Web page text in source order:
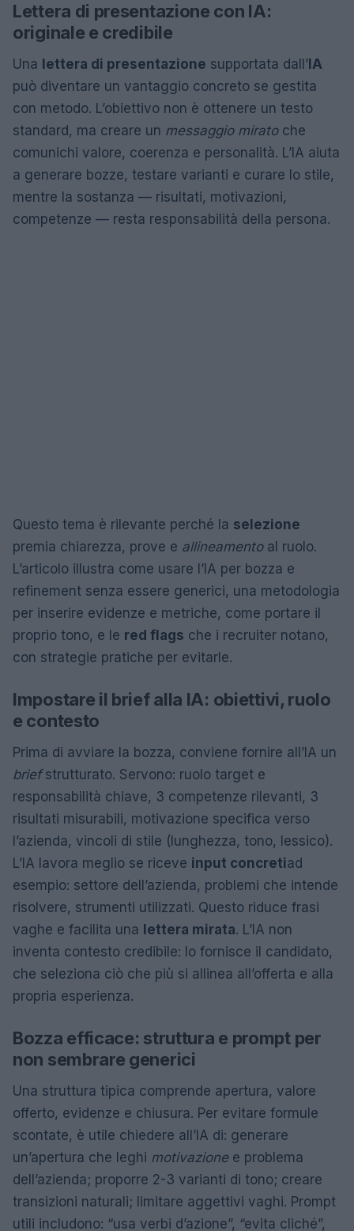
Lettera di presentazione con IA:
originale e credibile
Una lettera di presentazione supportata dall’ IA
può diventare un vantaggio concreto se gestita
con metodo. L’obiettivo non è ottenere un testo
standard, ma creare un messaggio miratoche
comunichi valore, coerenza e personalità. L’IA aiuta
a generare bozze, testare varianti e curare lo stile,
mentre la sostanza — risultati, motivazioni,
competenze — resta responsabilità della persona.
Questo tema è rilevante perché la selezione
premia chiarezza, prove e allineamentoal ruolo.
L’articolo illustra come usare l’IA per bozza e
refinement senza essere generici, una metodologia
per inserire evidenze e metriche, come portare il
proprio tono, e le red flags che i recruiter notano,
con strategie pratiche per evitarle.
Impostare il brief alla IA: obiettivi, ruolo
e contesto
Prima di avviare la bozza, conviene fornire all’IA un
briefstrutturato. Servono: ruolo target e
responsabilità chiave, 3 competenze rilevanti, 3
risultati misurabili, motivazione specifica verso
l’azienda, vincoli di stile (lunghezza, tono, lessico).
L’IA lavora meglio se riceve input concretiad
esempio: settore dell’azienda, problemi che intende
risolvere, strumenti utilizzati. Questo riduce frasi
vaghe e facilita una lettera mirata. L’IA non
inventa contesto credibile: lo fornisce il candidato,
che seleziona ciò che più si allinea all’offerta e alla
propria esperienza.
Bozza efficace: struttura e prompt per
non sembrare generici
Una struttura tipica comprende apertura, valore
offerto, evidenze e chiusura. Per evitare formule
scontate, è utile chiedere all’IA di: generare
un’apertura che leghi motivazionee problema
dell’azienda; proporre 2-3 varianti di tono; creare
transizioni naturali; limitare aggettivi vaghi. Prompt
utili includono: “usa verbi d’azione”, “evita cliché”,